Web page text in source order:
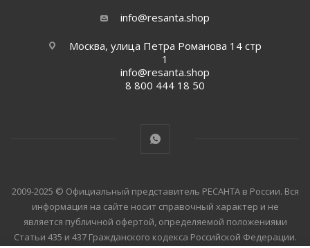
info@resanta.shop
Москва, улица Петра Романова 14 стр
1
info@resanta.shop
8 800 444 18 50
2009-2025 © Официальный представитель РЕСАНТА в России. Вся
информация на сайте носит справочный характер и не
является публичной офертой, определяемой положениями
Статьи 435 и 437 Гражданского кодекса Российской Федерации.